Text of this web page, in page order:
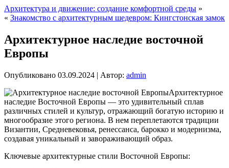
Архитектура и движение: создание комфортной среды »
« Знакомство с архитектурным шедевром: Кингстонская замок
Архитектурное наследие восточной
Европы
Опубликовано 03.09.2024 | Автор: admin
Архитектурное
наследие Восточной Европы — это удивительный сплав
различных стилей и культур, отражающий богатую историю и
многообразие этого региона. В нем переплетаются традиции
Византии, Средневековья, ренессанса, барокко и модернизма,
создавая уникальный и завораживающий образ.
Ключевые архитектурные стили Восточной Европы: